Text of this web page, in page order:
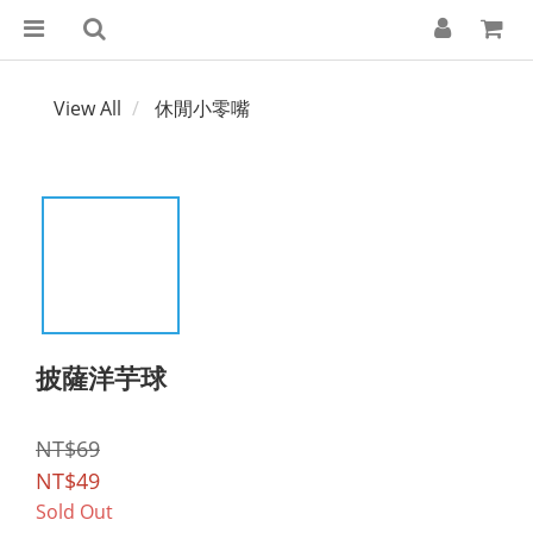
View All 休閒小零嘴
披薩洋芋球
NT$69
NT$49
Sold Out